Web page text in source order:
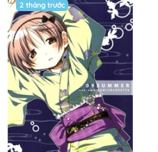
2 tháng trước